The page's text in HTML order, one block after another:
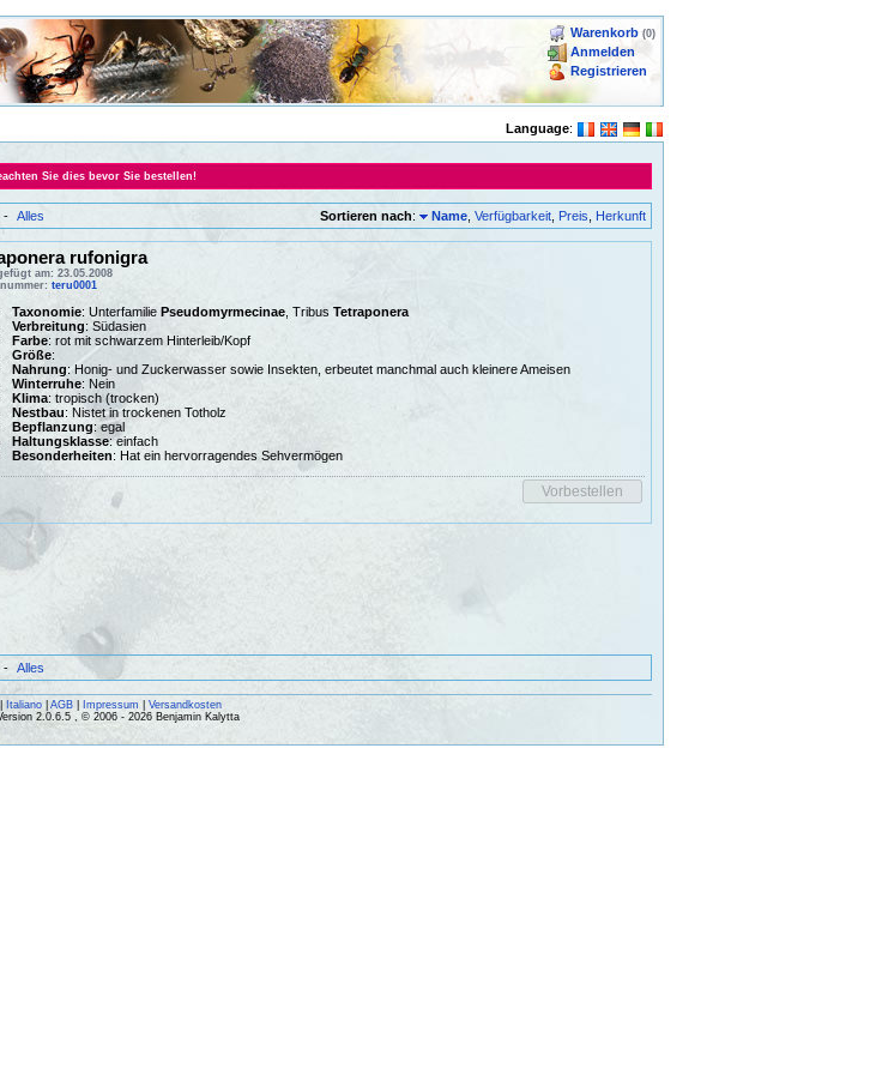
Warenkorb (0)
Anmelden
Registrieren
Language:
Sie dies bevor Sie bestellen!
- Alles Sortieren nach: Name ,Verfügbarkeit Preis Herkunft
rufonigra
am: 23.05.2008
teru0001
Taxonomie: Unterfamilie Pseudomyrmecinae, Tribus Tetraponera
Verbreitung: Südasien
Farbe: rot mit schwarzem Hinterleib/Kopf
Größe:
Nahrung: Honig- und Zuckerwasser sowie Insekten, erbeutet manchmal auch kleinere Ameisen
Winterruhe: Nein
Klima: tropisch (trocken)
Nestbau: Nistet in trockenen Totholz
Bepflanzung: egal
Haltungsklasse: einfach
Besonderheiten: Hat ein hervorragendes Sehvermögen
- Alles
Italiano AGB Impressum
Versandkosten
2.0.6.5 , © 2006 - 2026 Benjamin Kalytta